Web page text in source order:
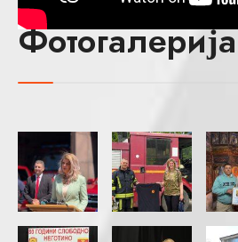
Фотогалерија